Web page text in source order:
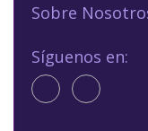
Sobre
Síguenos en: